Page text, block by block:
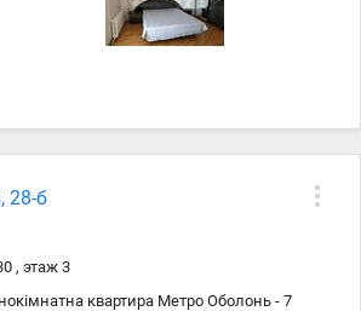
ст.метро Оболонь – 1 хв. пішки
28-б
, этаж 3
квартира Метро Оболонь - 7